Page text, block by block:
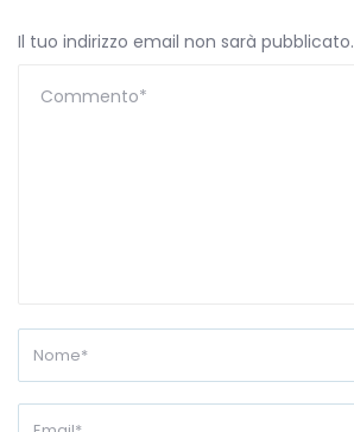
Il tuo indirizzo email non sarà pubblicato.